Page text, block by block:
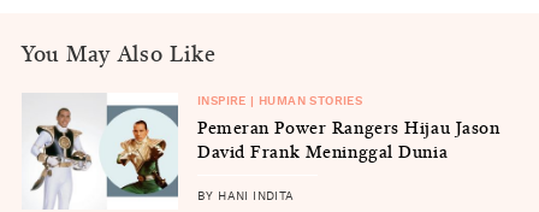
You May Also Like
INSPIRE | HUMAN STORIES
Pemeran Power Rangers Hijau Jason
David Frank Meninggal Dunia
BY HANI INDITA